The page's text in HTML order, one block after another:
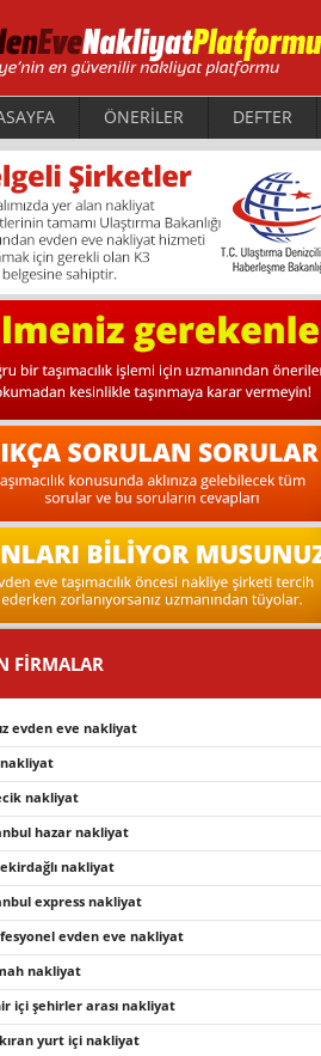
ÖNERİLER DEFTER
FİRMALAR
evden eve nakli̇yat
nakliyat
nakli̇yat
hazar nakliyat
nakliyat
express nakliyat
evden eve nakli̇yat
nakliyat
içi şehirler arası nakliyat
yurt içi nakliyat